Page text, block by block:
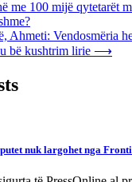
me 100 mijë qytetarët
Ahmeti: Vendosmëria
bë kushtrim lirie ⟶
nuk largohet nga